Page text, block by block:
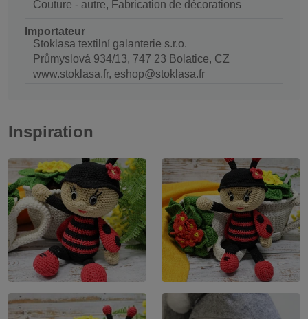
Couture - autre, Fabrication de décorations
Importateur
Stoklasa textilní galanterie s.r.o.
Průmyslová 934/13, 747 23 Bolatice, CZ
www.stoklasa.fr, eshop@stoklasa.fr
Inspiration